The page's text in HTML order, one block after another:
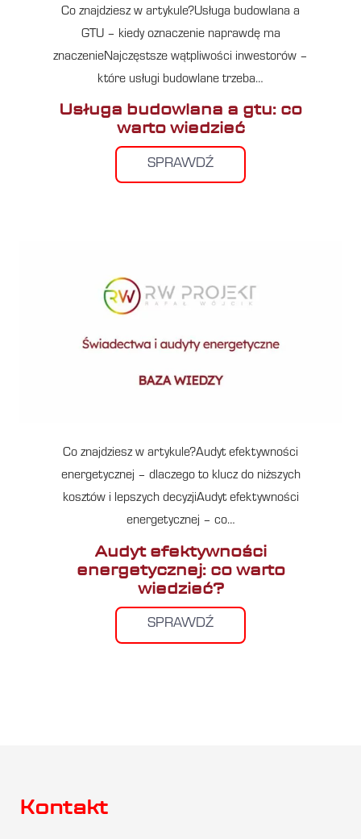
Co znajdziesz w artykule?Usługa budowlana a
GTU – kiedy oznaczenie naprawdę ma
znaczenieNajczęstsze wątpliwości inwestorów –
które usługi budowlane trzeba…
Usługa budowlana a gtu: co
warto wiedzieć
SPRAWDŹ
Co znajdziesz w artykule?Audyt efektywności
energetycznej – dlaczego to klucz do niższych
kosztów i lepszych decyzjiAudyt efektywności
energetycznej – co…
Audyt efektywności
energetycznej: co warto
wiedzieć?
SPRAWDŹ
Kontakt